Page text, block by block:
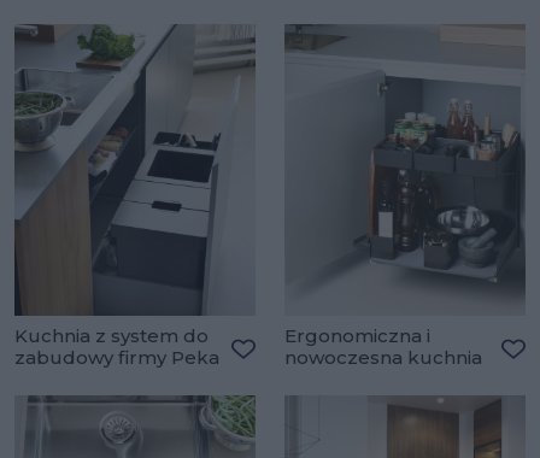
Kuchnia z system do
zabudowy firmy Peka
Ergonomiczna i
nowoczesna kuchnia